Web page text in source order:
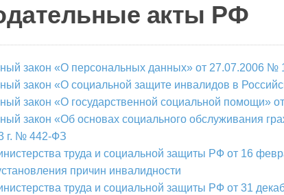
акты РФ
закон «О персональных данных» от 27.07.2006 №
закон «О социальной защите инвалидов в
закон «О государственной социальной помощи»
закон «Об основах социального обслуживания
г. № 442-ФЗ
труда и социальной защиты РФ от 16
причин инвалидности
труда и социальной защиты РФ от 31